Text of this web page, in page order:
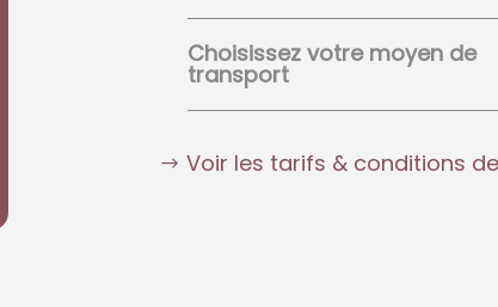
Choisissez votre moyen de
transport
Voir les tarifs & conditions